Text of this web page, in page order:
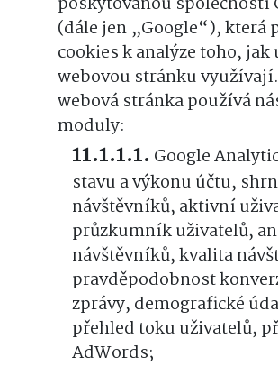
(dále jen „Google“), která
cookies k analýze toho,
webovou stránku
webová stránka používá
moduly:
Google
stavu a výkonu účtu,
návštěvníků, aktivní
průzkumník uživatelů,
návštěvníků, kvalita
pravděpodobnost
zprávy, demografické
přehled toku uživatelů,
AdWords;